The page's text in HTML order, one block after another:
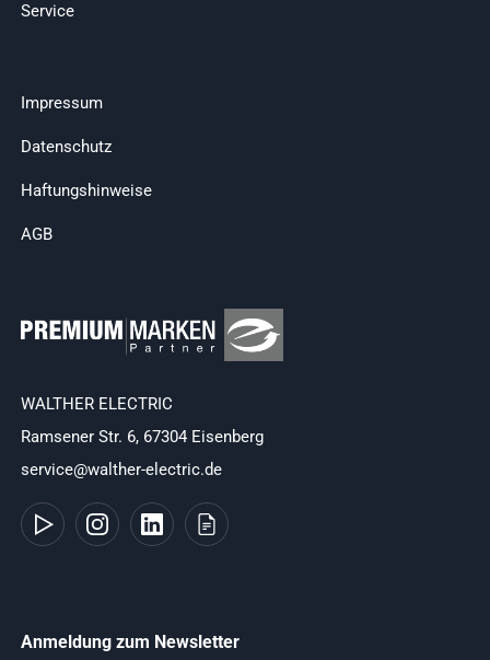
Service
Impressum
Datenschutz
Haftungshinweise
AGB
WALTHER ELECTRIC
Ramsener Str. 6, 67304 Eisenberg
service@walther-electric.de
Anmeldung zum Newsletter